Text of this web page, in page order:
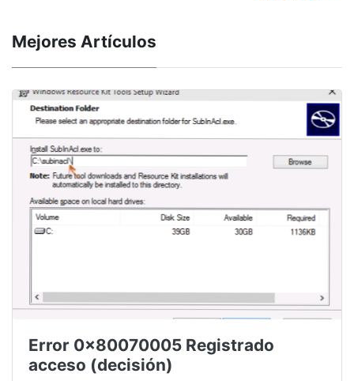
Mejores Artículos
Error 0x80070005 Registrado
acceso (decisión)